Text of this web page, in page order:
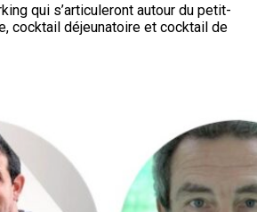
qui s’articuleront autour du petit-
cocktail déjeunatoire et cocktail de